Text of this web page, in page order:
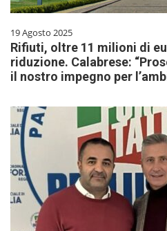
19 Agosto 2025
Rifiuti, oltre 11 milioni di
riduzione. Calabrese:
il nostro impegno per